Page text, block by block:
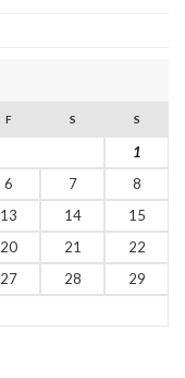
F S S
1
6 7
8
13 14
15
20 21
22
27 28
29